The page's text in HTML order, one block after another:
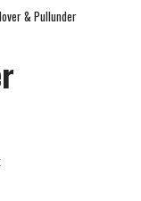
& Pullunder